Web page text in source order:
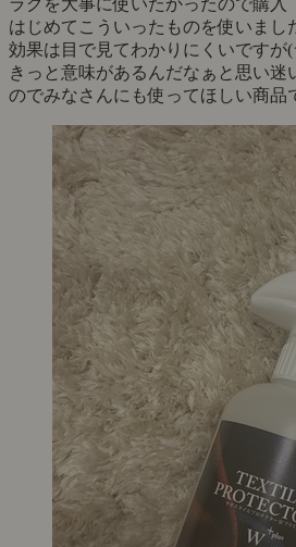
ラグを大事に使いたかったので購入
はじめてこういったものを使いまし
効果は目で見てわかりにくいですが
きっと意味があるんだなぁと思い迷
のでみなさんにも使ってほしい商品